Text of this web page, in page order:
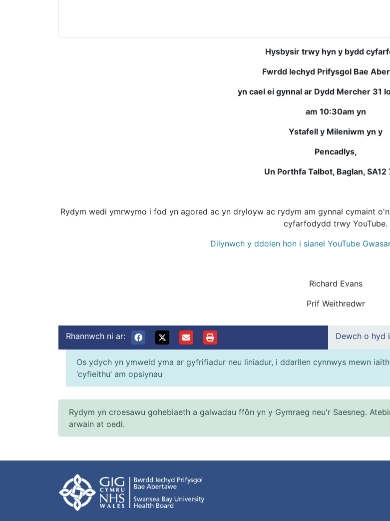
Hysbysir trwy hyn y bydd
Fwrdd Iechyd Prifysgol Bae
yn cael ei gynnal ar Dydd Mercher 31
am 10:30am yn
Ystafell y Mileniwm yn y
Pencadlys,
Un Porthfa Talbot, Baglan, SA12
Rydym wedi ymrwymo i fod yn agored ac yn dryloyw ac rydym am gynnal cymaint
cyfarfodydd trwy YouTube.
Dilynwch y ddolen hon i sianel YouTube
Richard Evans
Prif Weithredwr
Rhannwch ni ar: Dewch o hyd
Os ydych yn ymweld yma ar gyfrifiadur neu liniadur, i ddarllen cynnwys mewn
‘cyfieithu’ am opsiynau
Rydym yn croesawu gohebiaeth a galwadau ffôn yn y Gymraeg neu'r Saesneg.
arwain at oedi.